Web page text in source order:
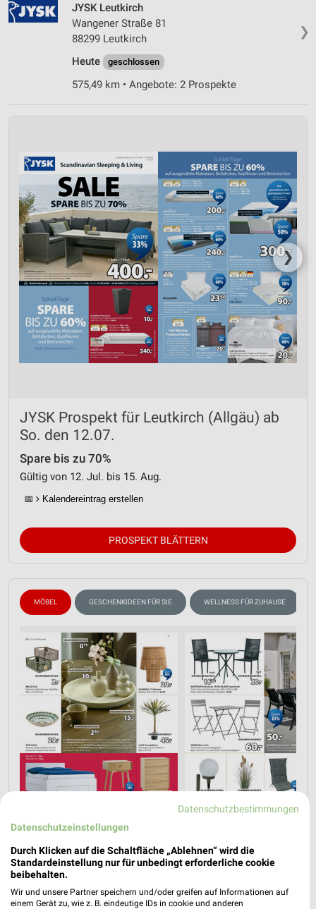
❯
JYSK Leutkirch
Wangener Straße 81
88299 Leutkirch
Heute
geschlossen
575,49 km • Angebote: 2 Prospekte
❯
JYSK Prospekt für Leutkirch (Allgäu) ab
So. den 12.07.
Spare bis zu 70%
Gültig von 12. Jul. bis 15. Aug.
📅 Kalendereintrag erstellen
PROSPEKT BLÄTTERN
MÖBEL GESCHENKIDEEN FÜR SIE WELLNESS FÜR ZUHAUSE
Datenschutzbestimmungen
Datenschutzeinstellungen
Durch Klicken auf die Schaltfläche „Ablehnen“ wird die
Standardeinstellung nur für unbedingt erforderliche cookie
beibehalten.
Wir und unsere Partner speichern und/oder greifen auf Informationen auf
einem Gerät zu, wie z. B. eindeutige IDs in cookie und anderen